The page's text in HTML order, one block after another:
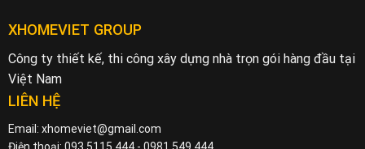
XHOMEVIET GROUP
Công ty thiết kế, thi công xây dựng nhà trọn gói hàng đầu tại
Việt Nam
LIÊN HỆ
Email: xhomeviet@gmail.com